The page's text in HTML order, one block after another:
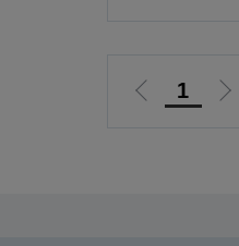
Przejdź
1